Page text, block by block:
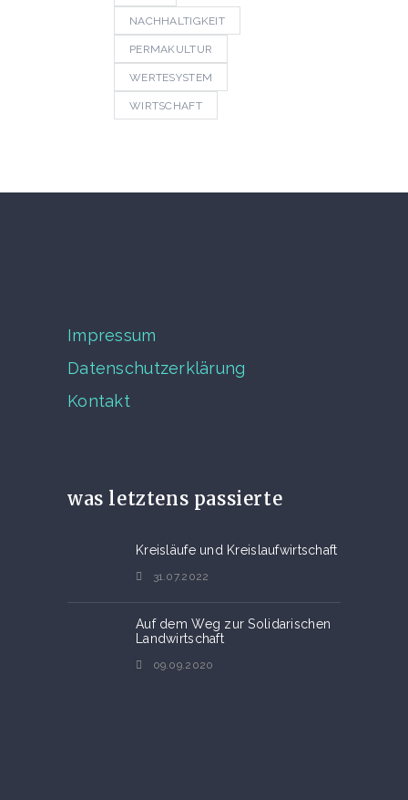
NACHHALTIGKEIT
PERMAKULTUR
WERTESYSTEM
WIRTSCHAFT
Impressum
Datenschutzerklärung
Kontakt
was letztens passierte
Kreisläufe und Kreislaufwirtschaft
31.07.2022
Auf dem Weg zur Solidarischen
Landwirtschaft
09.09.2020